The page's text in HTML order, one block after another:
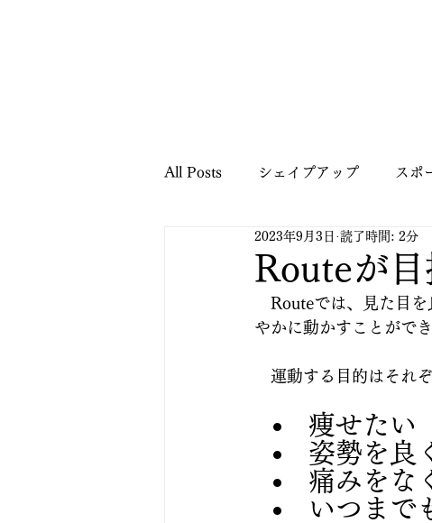
All Posts シェイプアップ スポ
健康に関する情報 ご案内
パーソナルトレーニング
Routeが
2023年9月3日 読了時間: 2分
Routeでは、見た目を
やかに動かすことがで
運動する目的はそれ
痩せたい
姿勢を良
痛みをな
いつまで